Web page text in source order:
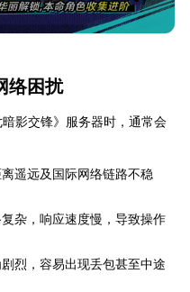
络困扰
影交锋》服务器时，通常会
离遥远及国际网络链路不稳
复杂，响应速度慢，导致操作
烈，容易出现丢包甚至中途